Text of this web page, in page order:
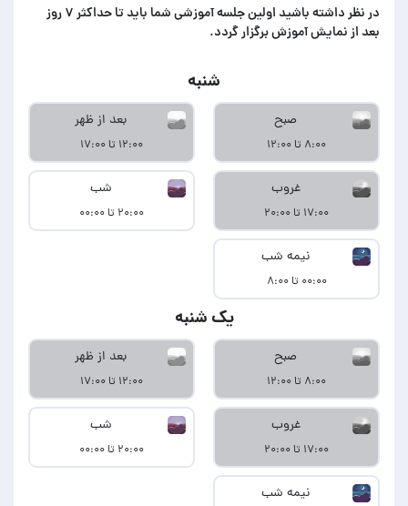
در‌ نظر داشته باشید اولین جلسه آموزشی شما باید تا حداکثر ۷ روز
بعد از نمایش آموزش برگزار گردد.
شنبه
صبح
۸:۰۰ تا ۱۲:۰۰
بعد از ظهر
۱۲:۰۰ تا ۱۷:۰۰
غروب
۱۷:۰۰ تا ۲۰:۰۰
شب
۲۰:۰۰ تا ۰۰:۰۰
نیمه شب
۰۰:۰۰ تا ۸:۰۰
یک شنبه
صبح
۸:۰۰ تا ۱۲:۰۰
بعد از ظهر
۱۲:۰۰ تا ۱۷:۰۰
غروب
۱۷:۰۰ تا ۲۰:۰۰
شب
۲۰:۰۰ تا ۰۰:۰۰
نیمه شب